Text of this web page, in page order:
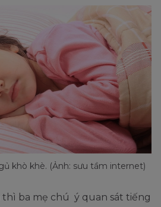
khò khè. (Ảnh: sưu tầm internet)
ba mẹ chú ý quan sát tiếng